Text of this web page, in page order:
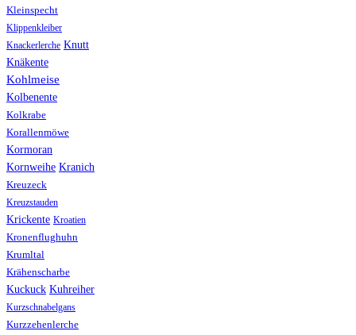
Kleinspecht
Klippenkleiber
Knackerlerche Knutt
Knäkente
Kohlmeise
Kolbenente
Kolkrabe
Korallenmöwe
Kormoran
Kornweihe Kranich
Kreuzeck
Kreuzstauden
Krickente Kroatien
Kronenflughuhn
Krumltal
Krähenscharbe
Kuckuck Kuhreiher
Kurzschnabelgans
Kurzzehenlerche